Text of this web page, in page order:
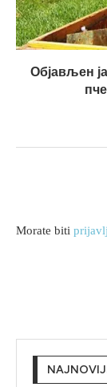
Објављен
Morate biti